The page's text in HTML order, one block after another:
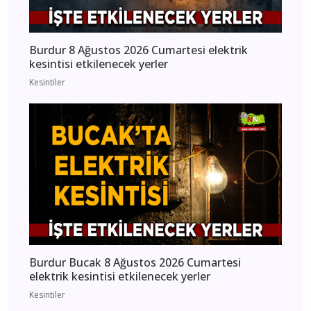
Burdur 8 Ağustos 2026 Cumartesi elektrik
kesintisi etkilenecek yerler
Kesintiler
Burdur Bucak 8 Ağustos 2026 Cumartesi
elektrik kesintisi etkilenecek yerler
Kesintiler